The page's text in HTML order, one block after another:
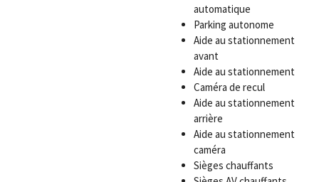
automatique
Parking autonome
Aide au stationnement
avant
Aide au stationnement
Caméra de recul
Aide au stationnement
arrière
Aide au stationnement
caméra
Sièges chauffants